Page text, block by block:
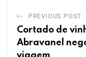
PREVIOUS POST
Cortado de
Abravanel